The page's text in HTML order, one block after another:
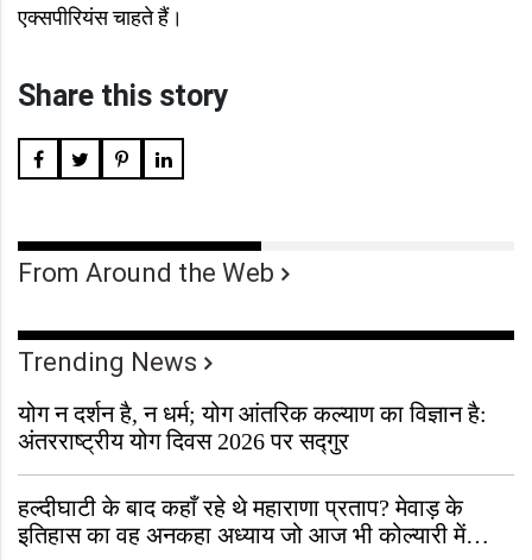
एक्सपीरियंस चाहते हैं।
Share this story
From Around the Web
Trending News
योग न दर्शन है, न धर्म; योग आंतरिक कल्याण का विज्ञान है:
अंतरराष्ट्रीय योग दिवस 2026 पर सद्गुर
हल्दीघाटी के बाद कहाँ रहे थे महाराणा प्रताप? मेवाड़ के
इतिहास का वह अनकहा अध्याय जो आज भी कोल्यारी में